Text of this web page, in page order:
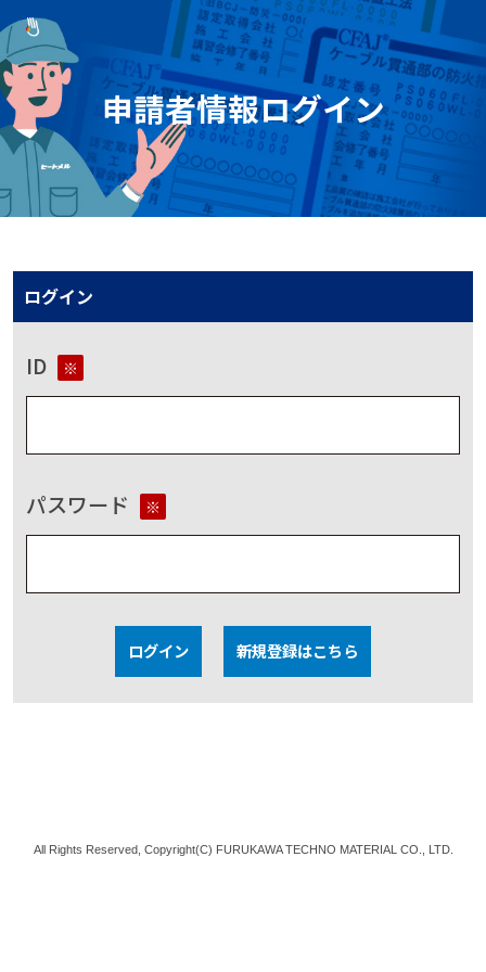
申請者情報ログイン
ログイン
ID ※
パスワード ※
ログイン 新規登録はこちら
All Rights Reserved, Copyright(C) FURUKAWA TECHNO MATERIAL CO., LTD.